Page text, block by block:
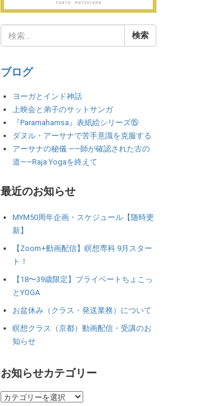
ブログ
ヨーガとインド神話
上映会と弟子のサットサンガ
『Paramahamsa』表紙絵シリーズ⑮
ダヌル・アーサナで苦手意識を克服する
アーサナの秘儀 ――師が確認された古の
道――Raja Yogaを終えて
最近のお知らせ
MYM50周年企画・スケジュール【随時更
新】
【Zoom+動画配信】瞑想専科 9月スター
ト！
【18〜39歳限定】プライベートちょこっ
とYOGA
お盆休み（クラス・発送業務）について
瞑想クラス（京都）動画配信・受講のお
知らせ
お知らせカテゴリー